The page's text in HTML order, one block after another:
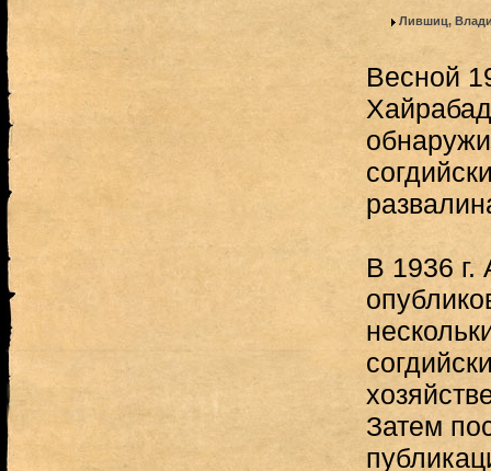
Лившиц,
Весной
В 1936
Затем